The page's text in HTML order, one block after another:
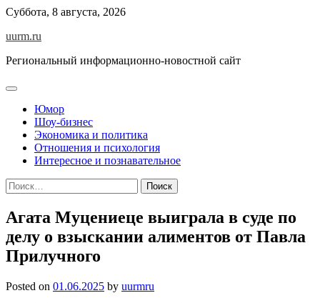
Skip
content
Суббота, 8 августа, 2026
uurm.ru
Региональный информационно-новостной сайт
Юмор
Шоу-бизнес
Экономика и политика
Отношения и психология
Интересное и познавательное
Найти:
Агата Муцениеце выиграла в суде по
делу о взыскании алиментов от Павла
Прилучного
Posted on 01.06.2025 by uurmru